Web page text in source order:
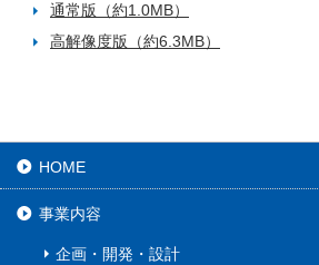
通常版（約1.0MB）
高解像度版（約6.3MB）
HOME
事業内容
企画・開発・設計